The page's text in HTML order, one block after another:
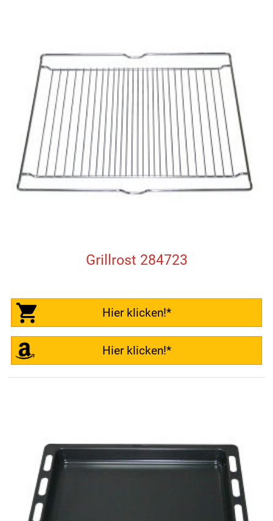
Grillrost 284723
Hier klicken!*
Hier klicken!*